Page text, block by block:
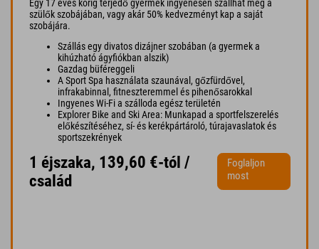
Egy 17 éves korig terjedő gyermek ingyenesen szállhat meg a
szülők szobájában, vagy akár 50% kedvezményt kap a saját
szobájára.
Szállás egy divatos dizájner szobában (a gyermek a
kihúzható ágyfiókban alszik)
Gazdag büféreggeli
A Sport Spa használata szaunával, gőzfürdővel,
infrakabinnal, fitneszteremmel és pihenősarokkal
Ingyenes Wi-Fi a szálloda egész területén
Explorer Bike and Ski Area: Munkapad a sportfelszerelés
előkészítéséhez, sí- és kerékpártároló, túrajavaslatok és
sportszekrények
1 éjszaka, 139,60 €-tól /
család
Foglaljon
most